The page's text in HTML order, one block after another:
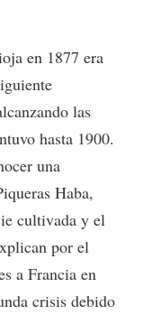
en 1877 era
las
hasta 1900.
una
Haba,
cultivada y el
por el
a Francia en
crisis debido